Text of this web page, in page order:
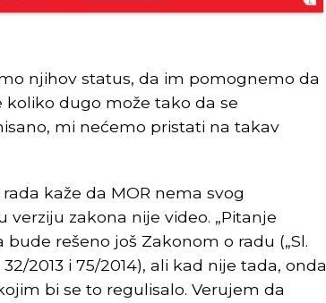
njihov status, da im pomognemo da
koliko dugo može tako da se
mi nećemo pristati na takav
kaže da MOR nema svog
zakona nije video. „Pitanje
rešeno još Zakonom o radu („Sl.
2013 i 75/2014), ali kad nije tada, onda
bi se to regulisalo. Verujem da